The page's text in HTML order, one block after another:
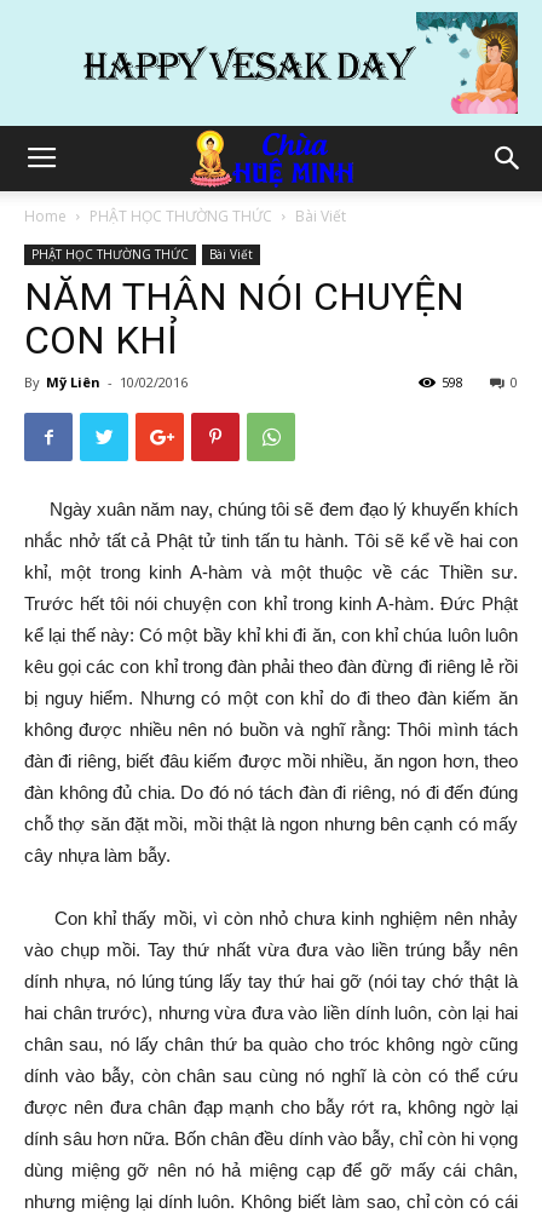
Home PHẬT HỌC THƯỜNG THỨC Bài Viết
PHẬT HỌC THƯỜNG THỨC Bài Viết
NĂM THÂN NÓI CHUYỆN
CON KHỈ
By Mỹ Liên - 10/02/2016 0
598
Ngày xuân năm nay, chúng tôi sẽ đem đạo lý khuyến khích
nhắc nhở tất cả Phật tử tinh tấn tu hành. Tôi sẽ kể về hai con
khỉ, một trong kinh A-hàm và một thuộc về các Thiền sư.
Trước hết tôi nói chuyện con khỉ trong kinh A-hàm. Đức Phật
kể lại thế này: Có một bầy khỉ khi đi ăn, con khỉ chúa luôn luôn
kêu gọi các con khỉ trong đàn phải theo đàn đừng đi riêng lẻ rồi
bị nguy hiểm. Nhưng có một con khỉ do đi theo đàn kiếm ăn
không được nhiều nên nó buồn và nghĩ rằng: Thôi mình tách
đàn đi riêng, biết đâu kiếm được mồi nhiều, ăn ngon hơn, theo
đàn không đủ chia. Do đó nó tách đàn đi riêng, nó đi đến đúng
chỗ thợ săn đặt mồi, mồi thật là ngon nhưng bên cạnh có mấy
cây nhựa làm bẫy.
Con khỉ thấy mồi, vì còn nhỏ chưa kinh nghiệm nên nhảy
vào chụp mồi. Tay thứ nhất vừa đưa vào liền trúng bẫy nên
dính nhựa, nó lúng túng lấy tay thứ hai gỡ (nói tay chớ thật là
hai chân trước), nhưng vừa đưa vào liền dính luôn, còn lại hai
chân sau, nó lấy chân thứ ba quào cho tróc không ngờ cũng
dính vào bẫy, còn chân sau cùng nó nghĩ là còn có thể cứu
được nên đưa chân đạp mạnh cho bẫy rớt ra, không ngờ lại
dính sâu hơn nữa. Bốn chân đều dính vào bẫy, chỉ còn hi vọng
dùng miệng gỡ nên nó hả miệng cạp để gỡ mấy cái chân,
nhưng miệng lại dính luôn. Không biết làm sao, chỉ còn có cái